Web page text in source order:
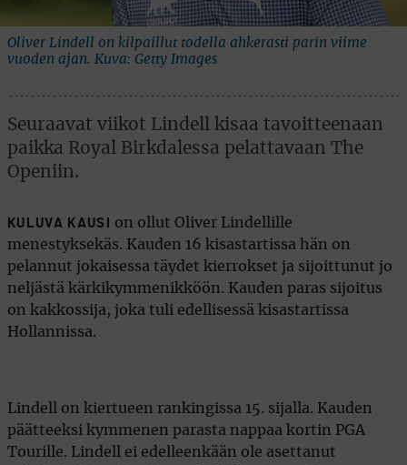
Oliver Lindell on kilpaillut todella ahkerasti parin viime
vuoden ajan. Kuva: Getty Images
Seuraavat viikot Lindell kisaa tavoitteenaan
paikka Royal Birkdalessa pelattavaan The
Openiin.
KULUVA KAUSI
on ollut Oliver Lindellille
menestyksekäs. Kauden 16 kisastartissa hän on
pelannut jokaisessa täydet kierrokset ja sijoittunut jo
neljästä kärkikymmenikköön. Kauden paras sijoitus
on kakkossija, joka tuli edellisessä kisastartissa
Hollannissa.
Lindell on kiertueen rankingissa 15. sijalla. Kauden
päätteeksi kymmenen parasta nappaa kortin PGA
Tourille. Lindell ei edelleenkään ole asettanut